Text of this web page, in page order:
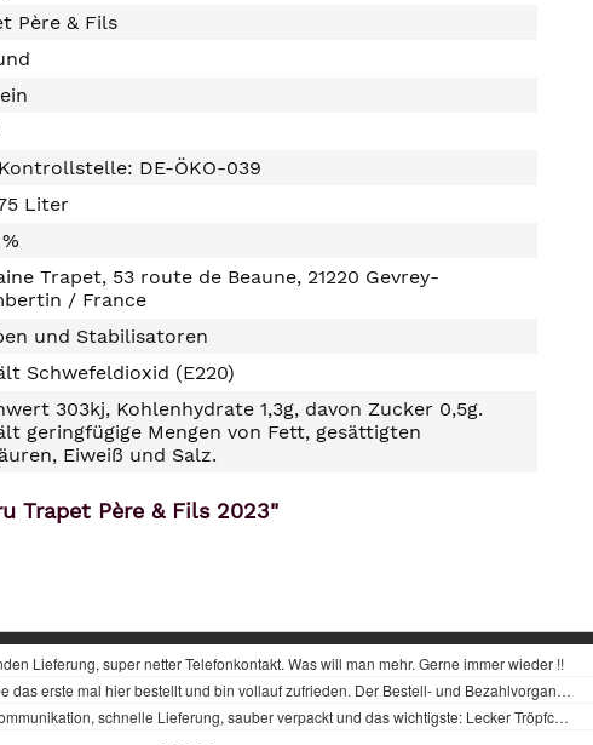
Père & Fils
DE-ÖKO-039
Liter
Trapet, 53 route de Beaune, 21220 Gevrey-
/ France
und Stabilisatoren
Schwefeldioxid (E220)
303kj, Kohlenhydrate 1,3g, davon Zucker 0,5g.
geringfügige Mengen von Fett, gesättigten
Eiweiß und Salz.
Trapet Père & Fils 2023"